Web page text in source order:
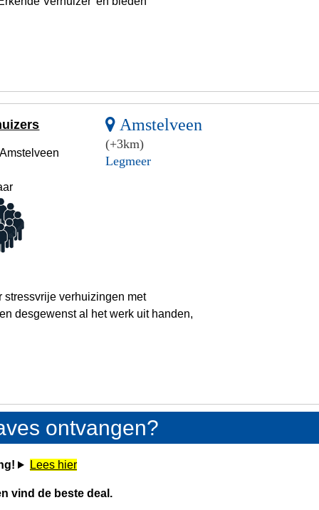
Amstelveen
(+3km)
Legmeer
stressvrije verhuizingen met
desgewenst al het werk uit handen,
ontvangen?
Lees hier
vind de beste deal.